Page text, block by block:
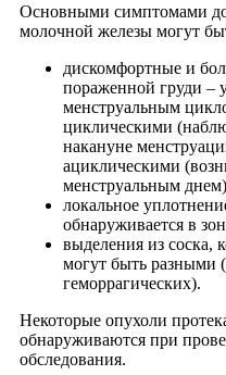
Основными симптомами
молочной железы могут
дискомфортные и
пораженной груди –
менструальным
циклическими
накануне
ациклическими
менструальным
локальное
обнаруживается в
выделения из соска,
могут быть разными
геморрагических).
Некоторые опухоли
обнаруживаются при
обследования.